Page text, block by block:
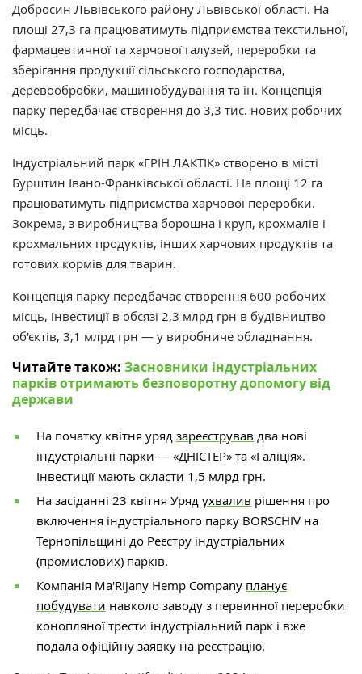
Добросин Львівського району Львівської області. На
площі 27,3 га працюватимуть підприємства текстильної,
фармацевтичної та харчової галузей, переробки та
зберігання продукції сільського господарства,
деревообробки, машинобудування та ін. Концепція
парку передбачає створення до 3,3 тис. нових робочих
місць.
Індустріальний парк «ГРІН ЛАКТІК» створено в місті
Бурштин Івано-Франківської області. На площі 12 га
працюватимуть підприємства харчової переробки.
Зокрема, з виробництва борошна і круп, крохмалів і
крохмальних продуктів, інших харчових продуктів та
готових кормів для тварин.
Концепція парку передбачає створення 600 робочих
місць, інвестиції в обсязі 2,3 млрд грн в будівництво
об'єктів, 3,1 млрд грн — у виробниче обладнання.
Читайте також: Засновники індустріальних
парків отримають безповоротну допомогу від
держави
На початку квітня уряд зареєстрував два нові
індустріальні парки — «ДНІСТЕР» та «Галіція».
Інвестиції мають скласти 1,5 млрд грн.
На засіданні 23 квітня Уряд ухвалив рішення про
включення індустріального парку BORSCHIV на
Тернопільщині до Реєстру індустріальних
(промислових) парків.
Компанія Ma'Rijany Hemp Company планує
побудувати навколо заводу з первинної переробки
конопляної трести індустріальний парк і вже
подала офіційну заявку на реєстрацію.